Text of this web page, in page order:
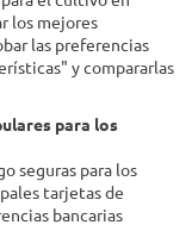
los mejores
las preferencias
y compararlas
para los
seguras para los
tarjetas de
bancarias